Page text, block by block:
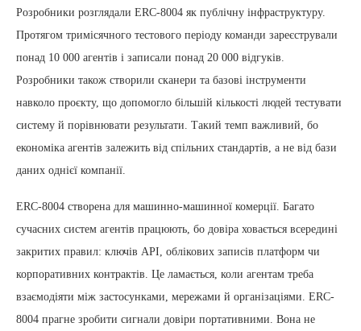
Розробники розглядали ERC-8004 як публічну інфраструктуру.
Протягом тримісячного тестового періоду команди зареєстрували
понад 10 000 агентів і записали понад 20 000 відгуків.
Розробники також створили сканери та базові інструменти
навколо проєкту, що допомогло більшій кількості людей тестувати
систему й порівнювати результати. Такий темп важливий, бо
економіка агентів залежить від спільних стандартів, а не від бази
даних однієї компанії.
ERC-8004 створена для машинно-машинної комерції. Багато
сучасних систем агентів працюють, бо довіра ховається всередині
закритих правил: ключів API, облікових записів платформ чи
корпоративних контрактів. Це ламається, коли агентам треба
взаємодіяти між застосунками, мережами й організаціями. ERC-
8004 прагне зробити сигнали довіри портативними. Вона не